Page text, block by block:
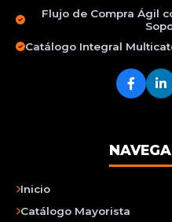
Flujo de Compra Ágil
Catálogo Integral
Inicio
Catálogo Mayorista